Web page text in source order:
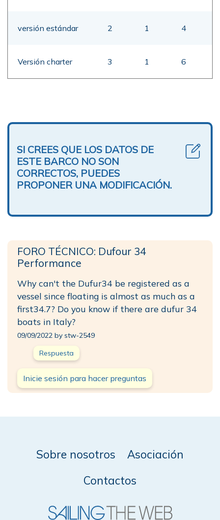
versión estándar 2 1 4
Versión charter 3 1 6
SI CREES QUE LOS DATOS DE
ESTE BARCO NO SON
CORRECTOS, PUEDES
PROPONER UNA MODIFICACIÓN.
FORO TÉCNICO: Dufour 34
Performance
Why can't the Dufur34 be registered as a
vessel since floating is almost as much as a
first34.7? Do you know if there are dufur 34
boats in Italy?
09/09/2022 by stw-2549
Respuesta
Inicie sesión para hacer preguntas
Sobre nosotros
Asociación
Contactos